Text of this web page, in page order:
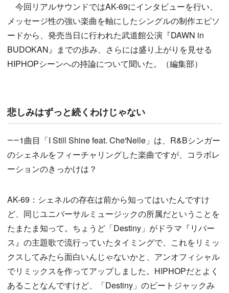
今回リアルサウンドではAK-69にインタビューを行い、
メッセージ性の強い楽曲を軸にしたシングルの制作エピソ
ードから、発売当日に行われた武道館公演『DAWN in
BUDOKAN』までの歩み、さらには盛り上がりを見せる
HIPHOPシーンへの持論について聞いた。（編集部）
悲しみはずっと続くわけじゃない
――1曲目「I Still Shine feat. Che'Nelle」は、R&Bシンガー
のシェネルをフィーチャリングした楽曲ですが、コラボレ
ーションのきっかけは？
AK-69：シェネルの存在は前から知ってはいたんですけ
ど、同じユニバーサルミュージックの所属だということを
たまたま知って。ちょうど「Destiny」がドラマ『リバー
ス』の主題歌で流行っていたタイミングで、これをリミッ
クスしてみたら面白いんじゃないかと、アンオフィシャル
でリミックスを作ってアップしました。HIPHOPだとよく
あることなんですけど、「Destiny」のビートジャックみ